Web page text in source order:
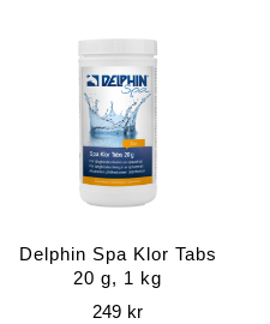
Delphin Spa Klor Tabs
20 g, 1 kg
249 kr